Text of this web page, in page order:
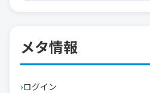
メタ情報
ログイン